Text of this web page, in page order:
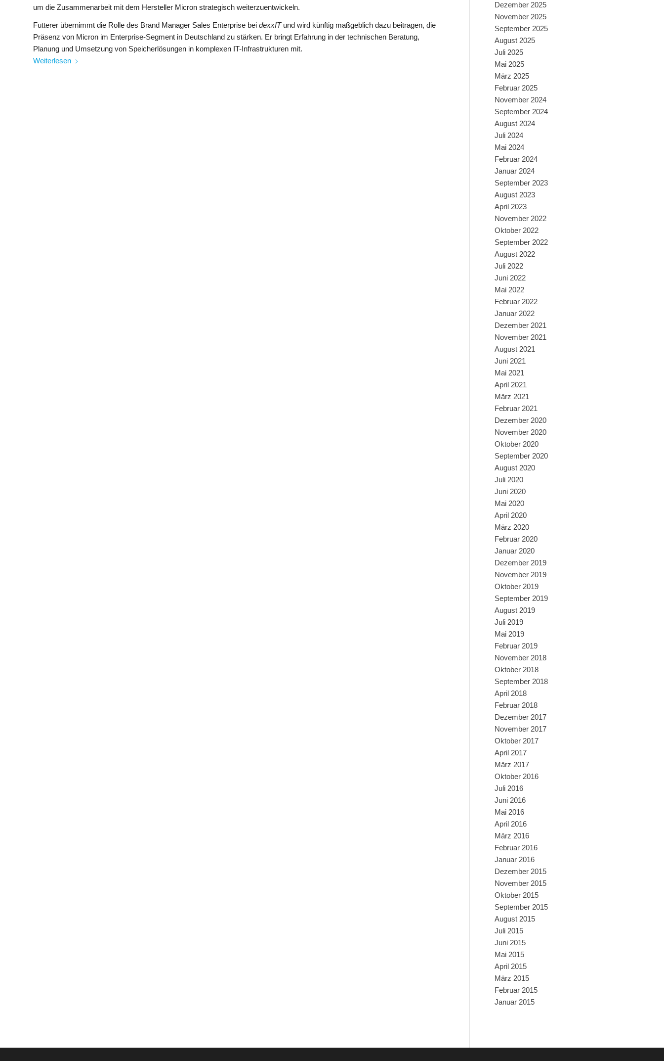
um die Zusammenarbeit mit dem Hersteller Micron strategisch weiterzuentwickeln.
Futterer übernimmt die Rolle des Brand Manager Sales Enterprise bei dexxITund wird künftig maßgeblich dazu beitragen, die
Präsenz von Micron im Enterprise-Segment in Deutschland zu stärken. Er bringt Erfahrung in der technischen Beratung,
Planung und Umsetzung von Speicherlösungen in komplexen IT-Infrastrukturen mit.
Weiterlesen
Dezember 2025
November 2025
September 2025
August 2025
Juli 2025
Mai 2025
März 2025
Februar 2025
November 2024
September 2024
August 2024
Juli 2024
Mai 2024
Februar 2024
Januar 2024
September 2023
August 2023
April 2023
November 2022
Oktober 2022
September 2022
August 2022
Juli 2022
Juni 2022
Mai 2022
Februar 2022
Januar 2022
Dezember 2021
November 2021
August 2021
Juni 2021
Mai 2021
April 2021
März 2021
Februar 2021
Dezember 2020
November 2020
Oktober 2020
September 2020
August 2020
Juli 2020
Juni 2020
Mai 2020
April 2020
März 2020
Februar 2020
Januar 2020
Dezember 2019
November 2019
Oktober 2019
September 2019
August 2019
Juli 2019
Mai 2019
Februar 2019
November 2018
Oktober 2018
September 2018
April 2018
Februar 2018
Dezember 2017
November 2017
Oktober 2017
April 2017
März 2017
Oktober 2016
Juli 2016
Juni 2016
Mai 2016
April 2016
März 2016
Februar 2016
Januar 2016
Dezember 2015
November 2015
Oktober 2015
September 2015
August 2015
Juli 2015
Juni 2015
Mai 2015
April 2015
März 2015
Februar 2015
Januar 2015